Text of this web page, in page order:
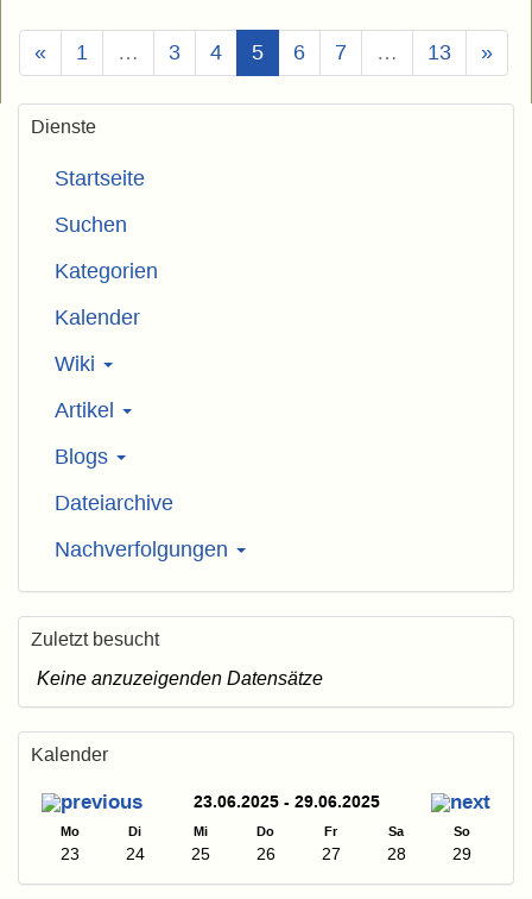
« 1 … 3 4 5(Aktuell)
6 7 … 13 »
Dienste
Startseite
Suchen
Kategorien
Kalender
Wiki
Artikel
Blogs
Dateiarchive
Nachverfolgungen
Zuletzt besucht
Keine anzuzeigenden Datensätze
Kalender
23.06.2025 - 29.06.2025
Mo Di Mi Do Fr Sa So
23 24 25 26 27 28 29